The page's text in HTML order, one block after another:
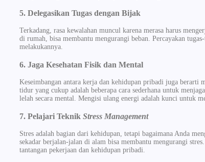
5. Delegasikan Tugas dengan Bijak
Terkadang, rasa kewalahan muncul karena merasa harus
di rumah, bisa membantu mengurangi beban. Percayakan
melakukannya.
6. Jaga Kesehatan Fisik dan Mental
Keseimbangan antara kerja dan kehidupan pribadi juga berarti
tidur yang cukup adalah beberapa cara sederhana untuk
lelah secara mental. Mengisi ulang energi adalah kunci untuk
7. Pelajari Teknik Stress Management
Stres adalah bagian dari kehidupan, tetapi bagaimana Anda
sekadar berjalan-jalan di alam bisa membantu mengurangi
tantangan pekerjaan dan kehidupan pribadi.